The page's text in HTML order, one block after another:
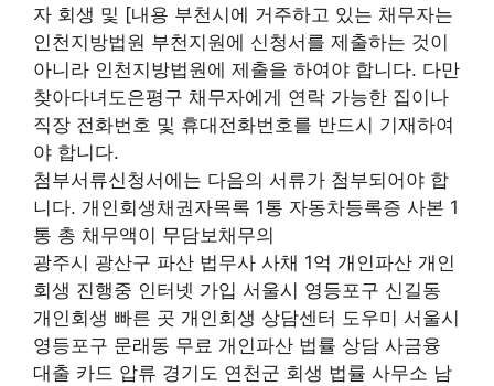
자 회생 및 [내용 부천시에 거주하고 있는 채무자는
인천지방법원 부천지원에 신청서를 제출하는 것이
아니라 인천지방법원에 제출을 하여야 합니다. 다만
찾아다녀도은평구 채무자에게 연락 가능한 집이나
직장 전화번호 및 휴대전화번호를 반드시 기재하여
야 합니다.
첨부서류신청서에는 다음의 서류가 첨부되어야 합
니다. 개인회생채권자목록 1통 자동차등록증 사본 1
통 총 채무액이 무담보채무의
광주시 광산구 파산 법무사 사채 1억 개인파산 개인
회생 진행중 인터넷 가입 서울시 영등포구 신길동
개인회생 빠른 곳 개인회생 상담센터 도우미 서울시
영등포구 문래동 무료 개인파산 법률 상담 사금융
대출 카드 압류 경기도 연천군 회생 법률 사무소 남